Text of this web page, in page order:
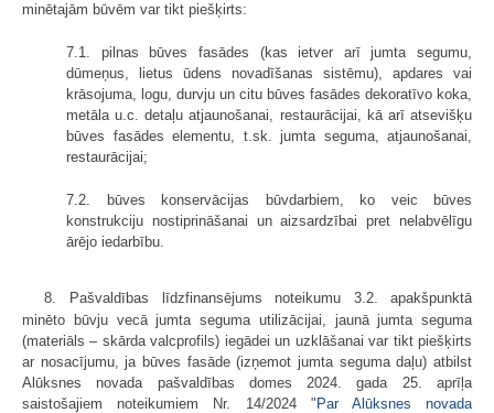
minētajām būvēm var tikt piešķirts:
7.1. pilnas būves fasādes (kas ietver arī jumta segumu,
dūmeņus, lietus ūdens novadīšanas sistēmu), apdares vai
krāsojuma, logu, durvju un citu būves fasādes dekoratīvo koka,
metāla u.c. detaļu atjaunošanai, restaurācijai, kā arī atsevišķu
būves fasādes elementu, t.sk. jumta seguma, atjaunošanai,
restaurācijai;
7.2. būves konservācijas būvdarbiem, ko veic būves
konstrukciju nostiprināšanai un aizsardzībai pret nelabvēlīgu
ārējo iedarbību.
8. Pašvaldības līdzfinansējums noteikumu 3.2.
apakšpunktā
minēto būvju vecā jumta seguma utilizācijai, jaunā jumta seguma
(materiāls – skārda valcprofils) iegādei un uzklāšanai var tikt piešķirts
ar nosacījumu, ja būves fasāde (izņemot jumta seguma daļu) atbilst
Alūksnes novada pašvaldības domes 2024. gada 25. aprīļa
saistošajiem noteikumiem Nr. 14/2024 "Par Alūksnes novada